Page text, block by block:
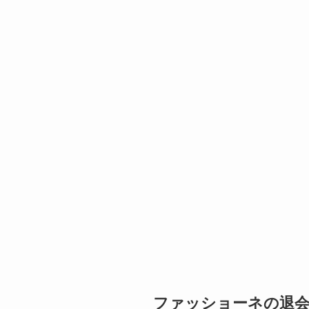
ファッショーネの退